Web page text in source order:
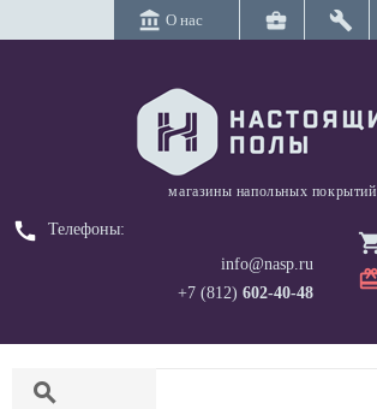
account_balance О нас business_center build
магазины напольных покрытий
call
Телефоны:
info@nasp.ru
+7 (812) 602-40-48
search